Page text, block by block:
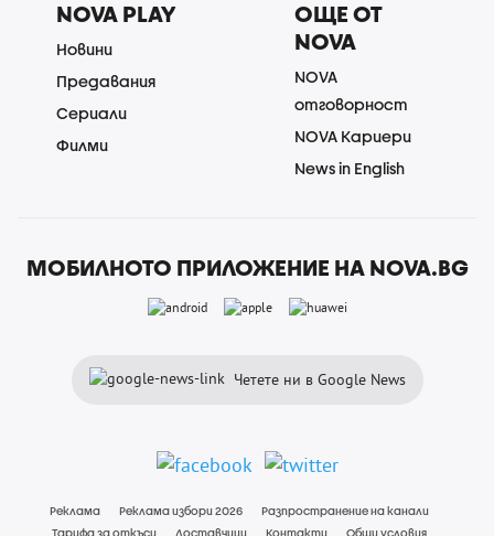
NOVA PLAY
Новини
Предавания
Сериали
Филми
ОЩЕ ОТ
NOVA
NOVA
отговорност
NOVA Кариери
News in English
МОБИЛНОТО ПРИЛОЖЕНИЕ НА NOVA.BG
Четете ни в Google News
Реклама Реклама избори 2026
Разпространение на канали
Тарифа за откъси
Доставчици Контакти Общи условия